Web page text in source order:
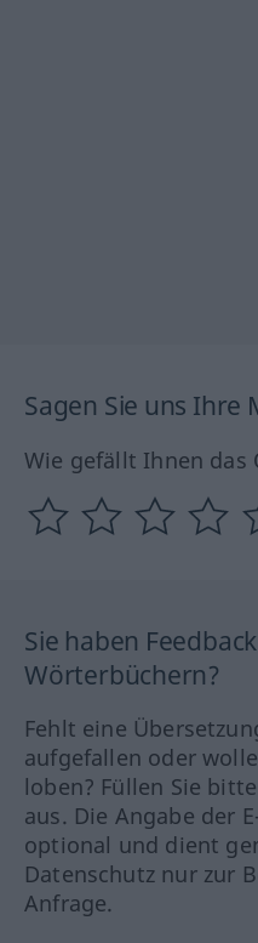
Sagen Sie uns Ihre
Wie gefällt Ihnen das
Sie haben
Wörterbüchern?
Fehlt eine
aufgefallen oder
loben? Füllen Sie
aus. Die Angabe der
optional und dient
Datenschutz nur zur
Anfrage.